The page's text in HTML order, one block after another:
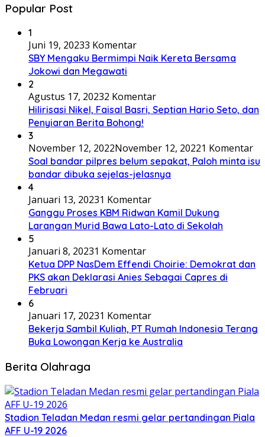
Popular Post
1
Juni 19, 20233 Komentar
SBY Mengaku Bermimpi Naik Kereta Bersama
Jokowi dan Megawati
2
Agustus 17, 20232 Komentar
Hilirisasi Nikel, Faisal Basri, Septian Hario Seto, dan
Penyiaran Berita Bohong!
3
November 12, 2022November 12, 20221 Komentar
Soal bandar pilpres belum sepakat, Paloh minta isu
bandar dibuka sejelas-jelasnya
4
Januari 13, 20231 Komentar
Ganggu Proses KBM Ridwan Kamil Dukung
Larangan Murid Bawa Lato-Lato di Sekolah
5
Januari 8, 20231 Komentar
Ketua DPP NasDem Effendi Choirie: Demokrat dan
PKS akan Deklarasi Anies Sebagai Capres di
Februari
6
Januari 17, 20231 Komentar
Bekerja Sambil Kuliah, PT Rumah Indonesia Terang
Buka Lowongan Kerja ke Australia
Berita Olahraga
Stadion Teladan Medan resmi gelar pertandingan Piala
AFF U-19 2026